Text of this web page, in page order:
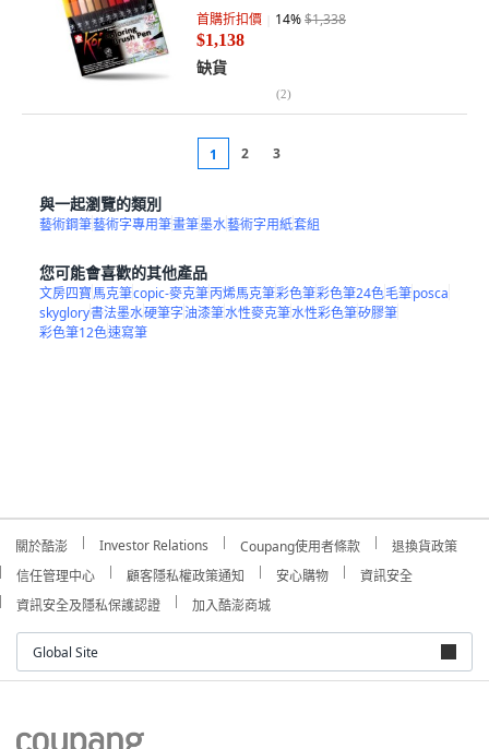
首購折扣價 14%$1,338
$1,138
缺貨
(2)
1 2 3
與一起瀏覽的類別
藝術鋼筆藝術字專用筆畫筆墨水藝術字用紙套組
您可能會喜歡的其他產品
文房四寶馬克筆copic-麥克筆丙烯馬克筆彩色筆彩色筆24色毛筆posca
skyglory書法墨水硬筆字油漆筆水性麥克筆水性彩色筆矽膠筆
彩色筆12色速寫筆
關於酷澎 Investor Relations Coupang使用者條款
退換貨政策
信任管理中心
顧客隱私權政策通知 安心購物
資訊安全
資訊安全及隱私保護認證
加入酷澎商城
Global Site